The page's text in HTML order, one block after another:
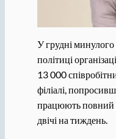
У грудні
політиці
13 000
філіалі,
працюють повний
двічі на тиждень.